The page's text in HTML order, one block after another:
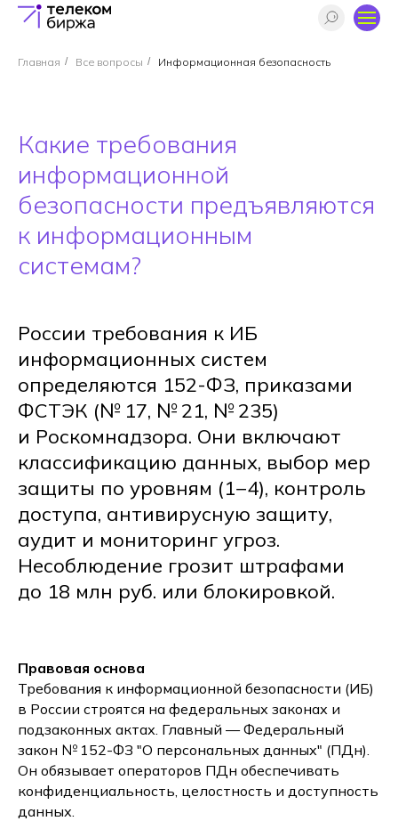
Главная / Все вопросы / Информационная безопасность
Какие требования
информационной
безопасности предъявляются
к информационным
системам?
России требования к ИБ
информационных систем
определяются 152-ФЗ, приказами
ФСТЭК (№ 17, № 21, № 235)
и Роскомнадзора. Они включают
классификацию данных, выбор мер
защиты по уровням (1−4), контроль
доступа, антивирусную защиту,
аудит и мониторинг угроз.
Несоблюдение грозит штрафами
до 18 млн руб. или блокировкой.
Правовая основа
Требования к информационной безопасности (ИБ)
в России строятся на федеральных законах и
подзаконных актах. Главный — Федеральный
закон № 152-ФЗ "О персональных данных" (ПДн).
Он обязывает операторов ПДн обеспечивать
конфиденциальность, целостность и доступность
данных.